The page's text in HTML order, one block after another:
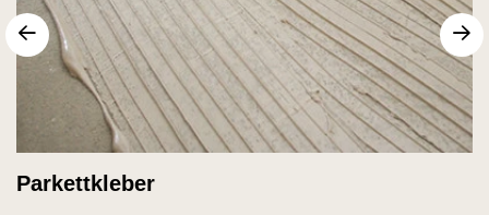
Parkettkleber
sr.arrow prev